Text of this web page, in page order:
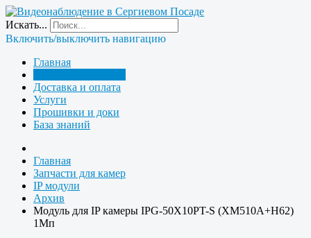
Искать...
Включить/выключить навигацию
Главная
Доставка и оплата
Услуги
Прошивки и доки
База знаний
Главная
Запчасти для камер
IP модули
Архив
Модуль для IP камеры IPG-50X10PT-S (XM510A+H62)
1Мп